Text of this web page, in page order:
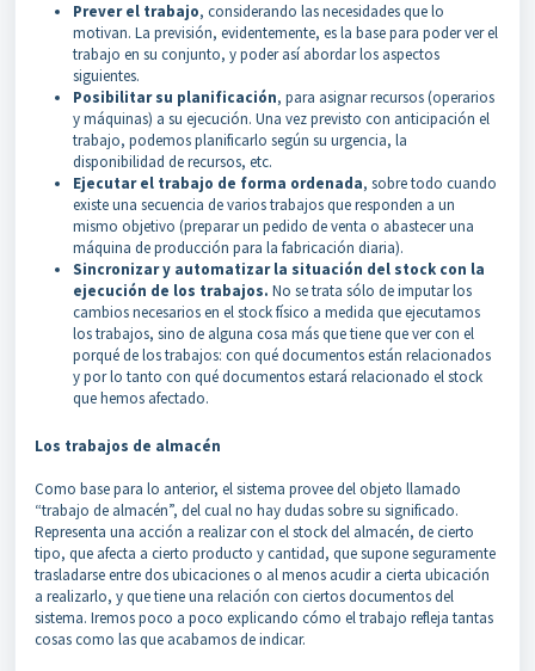
Prever el trabajo, considerando las necesidades que lo
motivan. La previsión, evidentemente, es la base para poder ver el
trabajo en su conjunto, y poder así abordar los aspectos
siguientes.
Posibilitar su planificación, para asignar recursos (operarios
y máquinas) a su ejecución. Una vez previsto con anticipación el
trabajo, podemos planificarlo según su urgencia, la
disponibilidad de recursos, etc.
Ejecutar el trabajo de forma ordenada, sobre todo cuando
existe una secuencia de varios trabajos que responden a un
mismo objetivo (preparar un pedido de venta o abastecer una
máquina de producción para la fabricación diaria).
Sincronizar y automatizar la situación del stock con la
ejecución de los trabajos. No se trata sólo de imputar los
cambios necesarios en el stock físico a medida que ejecutamos
los trabajos, sino de alguna cosa más que tiene que ver con el
porqué de los trabajos: con qué documentos están relacionados
y por lo tanto con qué documentos estará relacionado el stock
que hemos afectado.
Los trabajos de almacén
Como base para lo anterior, el sistema provee del objeto llamado
“trabajo de almacén”, del cual no hay dudas sobre su significado.
Representa una acción a realizar con el stock del almacén, de cierto
tipo, que afecta a cierto producto y cantidad, que supone seguramente
trasladarse entre dos ubicaciones o al menos acudir a cierta ubicación
a realizarlo, y que tiene una relación con ciertos documentos del
sistema. Iremos poco a poco explicando cómo el trabajo refleja tantas
cosas como las que acabamos de indicar.